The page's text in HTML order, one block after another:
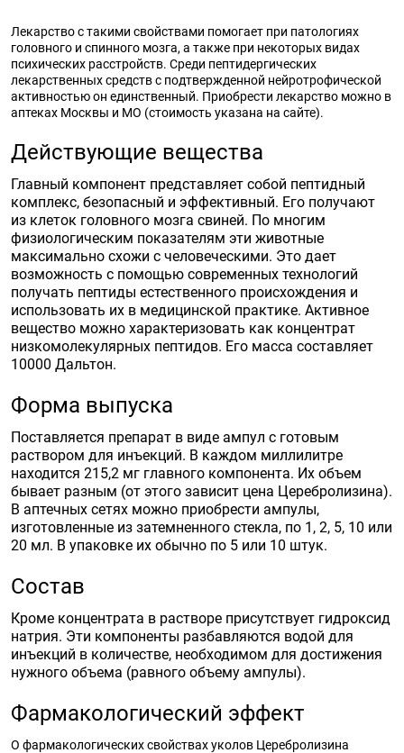
Лекарство с такими свойствами помогает при патологиях
головного и спинного мозга, а также при некоторых видах
психических расстройств. Среди пептидергических
лекарственных средств с подтвержденной нейротрофической
активностью он единственный. Приобрести лекарство можно в
аптеках Москвы и МО (стоимость указана на сайте).
Действующие вещества
Главный компонент представляет собой пептидный
комплекс, безопасный и эффективный. Его получают
из клеток головного мозга свиней. По многим
физиологическим показателям эти животные
максимально схожи с человеческими. Это дает
возможность с помощью современных технологий
получать пептиды естественного происхождения и
использовать их в медицинской практике. Активное
вещество можно характеризовать как концентрат
низкомолекулярных пептидов. Его масса составляет
10000 Дальтон.
Форма выпуска
Поставляется препарат в виде ампул с готовым
раствором для инъекций. В каждом миллилитре
находится 215,2 мг главного компонента. Их объем
бывает разным (от этого зависит цена Церебролизина).
В аптечных сетях можно приобрести ампулы,
изготовленные из затемненного стекла, по 1, 2, 5, 10 или
20 мл. В упаковке их обычно по 5 или 10 штук.
Состав
Кроме концентрата в растворе присутствует гидроксид
натрия. Эти компоненты разбавляются водой для
инъекций в количестве, необходимом для достижения
нужного объема (равного объему ампулы).
Фармакологический эффект
О фармакологических свойствах уколов Церебролизина